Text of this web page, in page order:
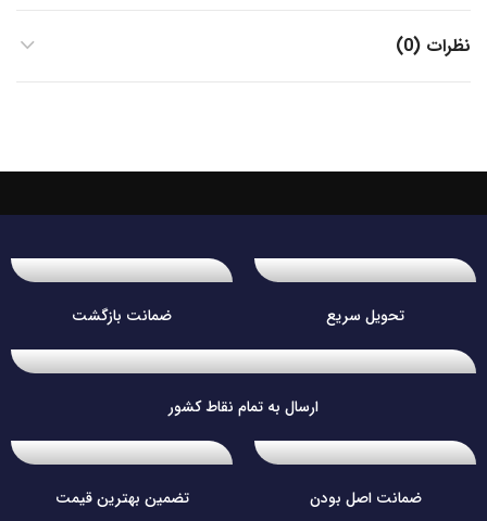
نظرات (0)
تحویل سریع ضمانت بازگشت
ارسال به تمام نقاط کشور
ضمانت اصل بودن تضمین بهترین قیمت